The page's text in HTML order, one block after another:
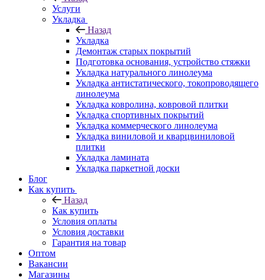
Услуги
Укладка
Назад
Укладка
Демонтаж старых покрытий
Подготовка основания, устройство стяжки
Укладка натурального линолеума
Укладка антистатического, токопроводящего
линолеума
Укладка ковролина, ковровой плитки
Укладка спортивных покрытий
Укладка коммерческого линолеума
Укладка виниловой и кварцвиниловой
плитки
Укладка ламината
Укладка паркетной доски
Блог
Как купить
Назад
Как купить
Условия оплаты
Условия доставки
Гарантия на товар
Оптом
Вакансии
Магазины